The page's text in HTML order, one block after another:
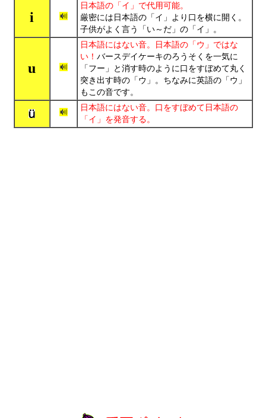
i
日本語の「イ」で代用可能。
厳密には日本語の「イ」より口を横に開く。
子供がよく言う「い～だ」の「イ」。
u
日本語にはない音。日本語の「ウ」ではな
い！ バースデイケーキのろうそくを一気に
「フー」と消す時のように口をすぼめて丸く
突き出す時の「ウ」。ちなみに英語の「ウ」
もこの音です。
日本語にはない音。口をすぼめて日本語の
「イ」を発音する。